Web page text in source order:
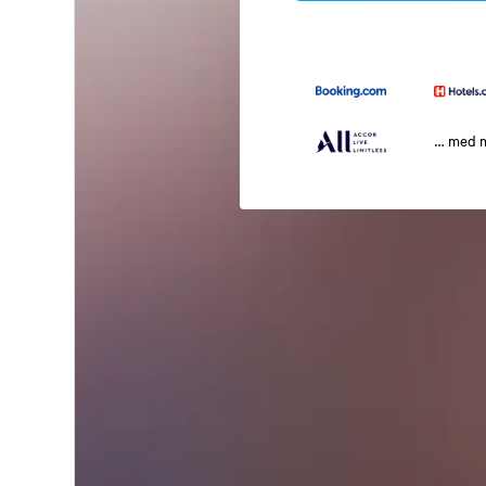
… med